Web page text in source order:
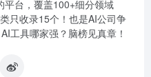
平台，覆盖100+细分领域
只收录15个！也是AI公司争
工具哪家强？脑榜见真章！